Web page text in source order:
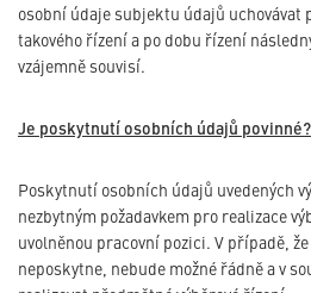
osobní údaje subjektu údajů uchovávat
takového řízení a po dobu řízení
vzájemně souvisí.
Je poskytnutí osobních údajů povinné?
Poskytnutí osobních údajů uvedených
nezbytným požadavkem pro realizace
uvolněnou pracovní pozici. V případě,
neposkytne, nebude možné řádně a v